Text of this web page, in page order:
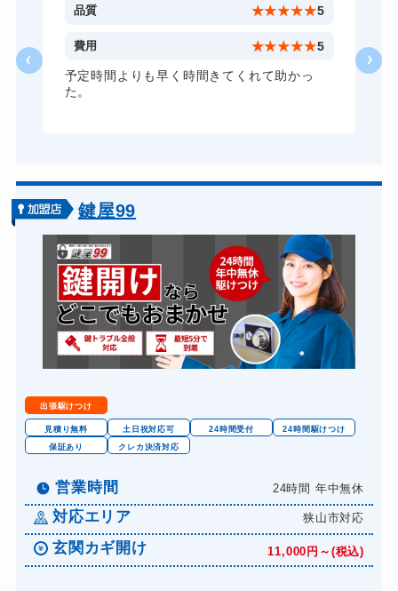
品質 ★★★★★5
費用 ★★★★★5
予定時間よりも早く時間きてくれて助かっ
た。
鍵屋99
出張駆けつけ
見積り無料 土日祝対応可 24時間受付
24時間駆けつけ
保証あり
クレカ決済対応
営業時間 24時間 年中無休
対応エリア 狭山市対応
玄関カギ開け 11,000円～(税込)